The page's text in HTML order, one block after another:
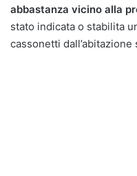
abbastanza vicino alla
stato indicata o stabilita
cassonetti dall’abitazione